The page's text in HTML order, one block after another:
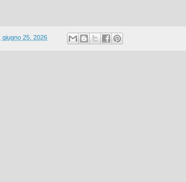
giugno 25, 2026